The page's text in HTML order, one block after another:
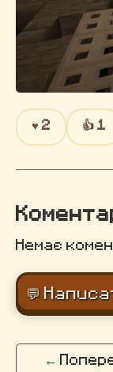
♥ 2 👍 1
Немає
💬
←